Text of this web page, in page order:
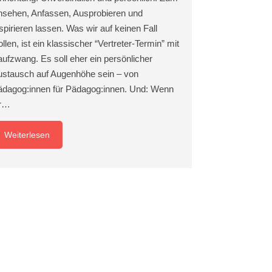
Anfassen, Ausprobieren und
lassen. Was wir auf keinen Fall
ist ein klassischer “Vertreter-Termin” mit
Es soll eher ein persönlicher
auf Augenhöhe sein – von
für Pädagog:innen. Und: Wenn
Weiterlesen